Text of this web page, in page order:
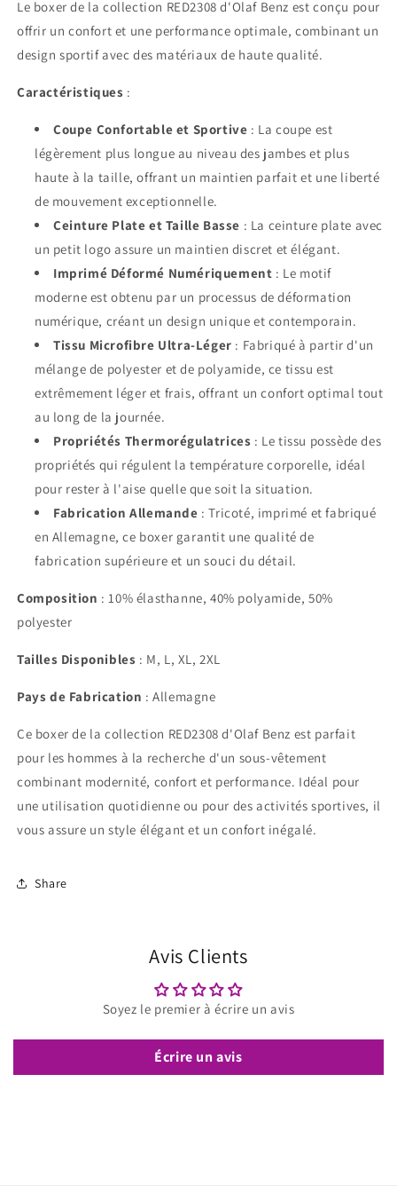
Le boxer de la collection RED2308 d'Olaf Benz est conçu pour
offrir un confort et une performance optimale, combinant un
design sportif avec des matériaux de haute qualité.
Caractéristiques :
Coupe Confortable et Sportive : La coupe est
légèrement plus longue au niveau des jambes et plus
haute à la taille, offrant un maintien parfait et une liberté
de mouvement exceptionnelle.
Ceinture Plate et Taille Basse : La ceinture plate avec
un petit logo assure un maintien discret et élégant.
Imprimé Déformé Numériquement : Le motif
moderne est obtenu par un processus de déformation
numérique, créant un design unique et contemporain.
Tissu Microfibre Ultra-Léger : Fabriqué à partir d'un
mélange de polyester et de polyamide, ce tissu est
extrêmement léger et frais, offrant un confort optimal tout
au long de la journée.
Propriétés Thermorégulatrices : Le tissu possède des
propriétés qui régulent la température corporelle, idéal
pour rester à l'aise quelle que soit la situation.
Fabrication Allemande : Tricoté, imprimé et fabriqué
en Allemagne, ce boxer garantit une qualité de
fabrication supérieure et un souci du détail.
Composition : 10% élasthanne, 40% polyamide, 50%
polyester
Tailles Disponibles : M, L, XL, 2XL
Pays de Fabrication : Allemagne
Ce boxer de la collection RED2308 d'Olaf Benz est parfait
pour les hommes à la recherche d'un sous-vêtement
combinant modernité, confort et performance. Idéal pour
une utilisation quotidienne ou pour des activités sportives, il
vous assure un style élégant et un confort inégalé.
Share
Avis Clients
Soyez le premier à écrire un avis
Écrire un avis